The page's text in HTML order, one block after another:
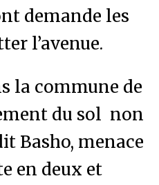
demande les
l’avenue.
la commune de
du sol non
Basho, menace
en deux et